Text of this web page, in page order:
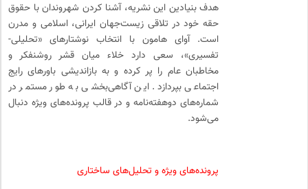
هدف بنیادین این نشریه، آشنا کردن شهروندان با حقوق
حقه خود در تلاقی زیست‌جهان ایرانی، اسلامی و مدرن
است. آوای هامون با انتخاب نوشتارهای «تحلیلی-
تفسیری»، سعی دارد خلاء میان قشر روشنفکر و
مخاطبان عام را پر کرده و به بازاندیشی باورهای رایج
اجتماعی بپردازد. این آگاهی‌بخشی به طور مستمر در
شماره‌های دوهفته‌نامه و در قالب پرونده‌های ویژه دنبال
می‌شود.
پرونده‌های ویژه و تحلیل‌های ساختاری